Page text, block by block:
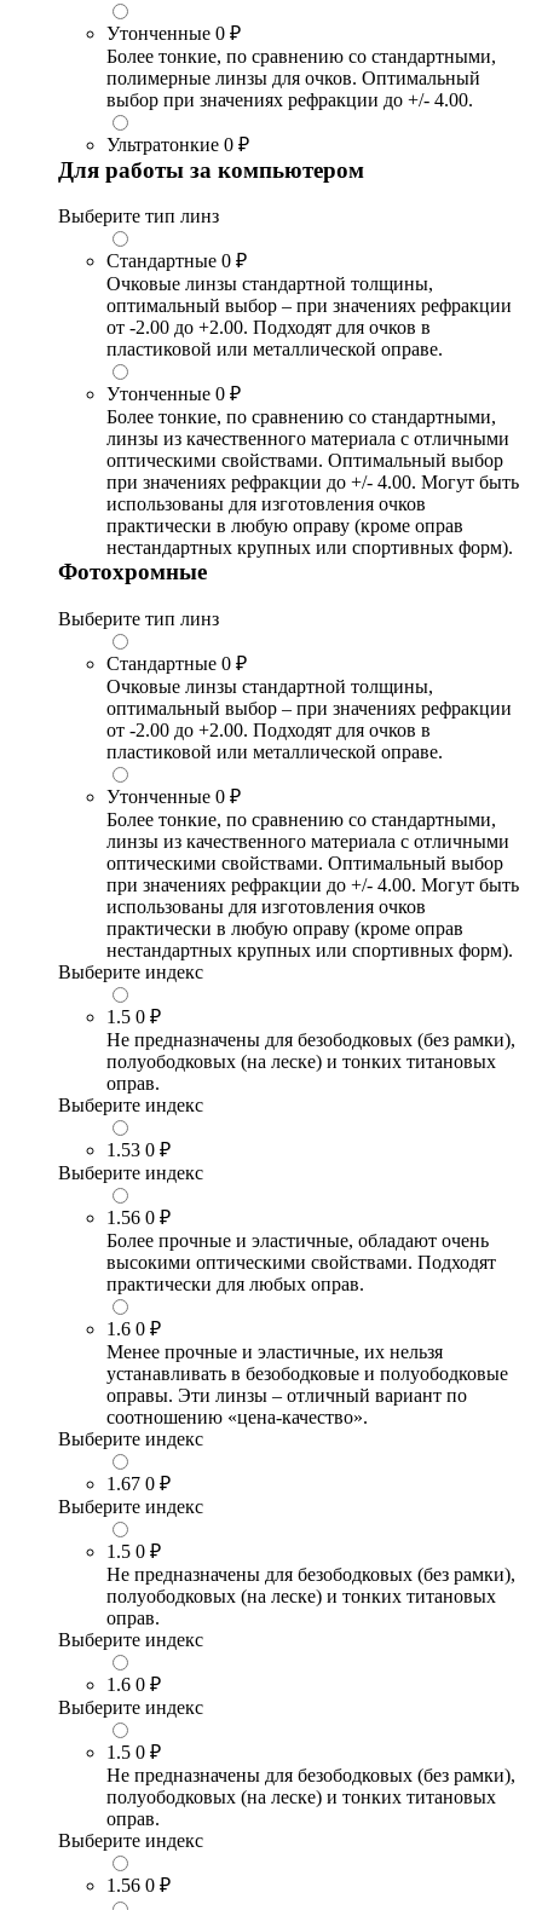
Утонченные 0 ₽
Более тонкие, по сравнению со стандартными,
полимерные линзы для очков. Оптимальный
выбор при значениях рефракции до +/- 4.00.
Ультратонкие 0 ₽
Для работы за компьютером
Выберите тип линз
Стандартные 0 ₽
Очковые линзы стандартной толщины,
оптимальный выбор – при значениях рефракции
от -2.00 до +2.00. Подходят для очков в
пластиковой или металлической оправе.
Утонченные 0 ₽
Более тонкие, по сравнению со стандартными,
линзы из качественного материала с отличными
оптическими свойствами. Оптимальный выбор
при значениях рефракции до +/- 4.00. Могут быть
использованы для изготовления очков
практически в любую оправу (кроме оправ
нестандартных крупных или спортивных форм).
Фотохромные
Выберите тип линз
Стандартные 0 ₽
Очковые линзы стандартной толщины,
оптимальный выбор – при значениях рефракции
от -2.00 до +2.00. Подходят для очков в
пластиковой или металлической оправе.
Утонченные 0 ₽
Более тонкие, по сравнению со стандартными,
линзы из качественного материала с отличными
оптическими свойствами. Оптимальный выбор
при значениях рефракции до +/- 4.00. Могут быть
использованы для изготовления очков
практически в любую оправу (кроме оправ
нестандартных крупных или спортивных форм).
Выберите индекс
1.5 0 ₽
Не предназначены для безободковых (без рамки),
полуободковых (на леске) и тонких титановых
оправ.
Выберите индекс
1.53 0 ₽
Выберите индекс
1.56 0 ₽
Более прочные и эластичные, обладают очень
высокими оптическими свойствами. Подходят
практически для любых оправ.
1.6 0 ₽
Менее прочные и эластичные, их нельзя
устанавливать в безободковые и полуободковые
оправы. Эти линзы – отличный вариант по
соотношению «цена-качество».
Выберите индекс
1.67 0 ₽
Выберите индекс
1.5 0 ₽
Не предназначены для безободковых (без рамки),
полуободковых (на леске) и тонких титановых
оправ.
Выберите индекс
1.6 0 ₽
Выберите индекс
1.5 0 ₽
Не предназначены для безободковых (без рамки),
полуободковых (на леске) и тонких титановых
оправ.
Выберите индекс
1.56 0 ₽